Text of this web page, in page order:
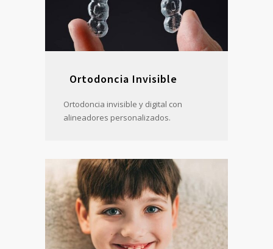
Ortodoncia Invisible
Ortodoncia invisible y digital con
alineadores personalizados.